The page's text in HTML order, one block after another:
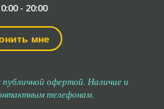
- 20:00
мне
офертой. Наличие и
телефонам.